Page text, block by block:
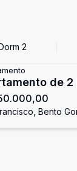
2
de 2
Bento